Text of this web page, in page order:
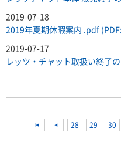
2019-07-18
2019年夏期休暇案内 .pdf
2019-07-17
レッツ・チャット取扱い終了
<<28 29 30